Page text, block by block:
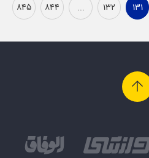
۱۳۱ ۱۳۲ ... ۸۴۴ ۸۴۵